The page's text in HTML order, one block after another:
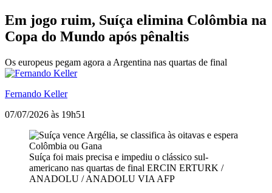
Em jogo ruim, Suíça elimina Colômbia na
Copa do Mundo após pênaltis
Os europeus pegam agora a Argentina nas quartas de final
Fernando Keller
07/07/2026 às 19h51
Suíça foi mais precisa e impediu o clássico sul-
americano nas quartas de final ERCIN ERTURK /
ANADOLU / ANADOLU VIA AFP